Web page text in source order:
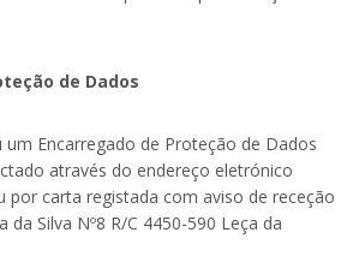
de Dados
Encarregado de Proteção de Dados
através do endereço eletrónico
por carta registada com aviso de receção
da Silva Nº8 R/C 4450-590 Leça da